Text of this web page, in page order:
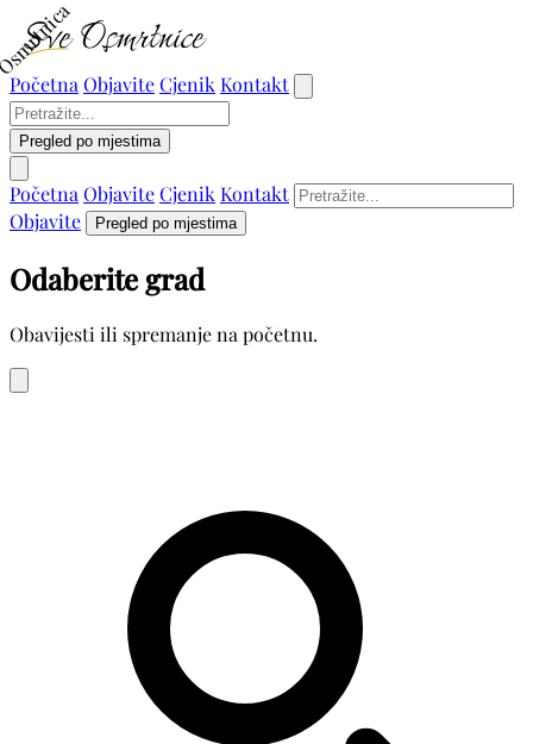
Početna ObjaviteCjenik Kontakt
Pregled po mjestima
Početna ObjaviteCjenik Kontakt
Objavite
Pregled po mjestima
Odaberite grad
Obavijesti ili spremanje na početnu.